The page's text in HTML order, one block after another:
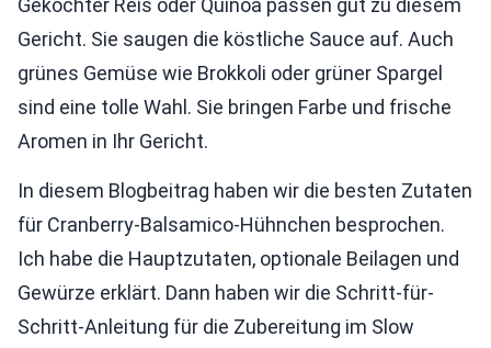
Gekochter Reis oder Quinoa passen gut zu diesem
Gericht. Sie saugen die köstliche Sauce auf. Auch
grünes Gemüse wie Brokkoli oder grüner Spargel
sind eine tolle Wahl. Sie bringen Farbe und frische
Aromen in Ihr Gericht.
In diesem Blogbeitrag haben wir die besten Zutaten
für Cranberry-Balsamico-Hühnchen besprochen.
Ich habe die Hauptzutaten, optionale Beilagen und
Gewürze erklärt. Dann haben wir die Schritt-für-
Schritt-Anleitung für die Zubereitung im Slow